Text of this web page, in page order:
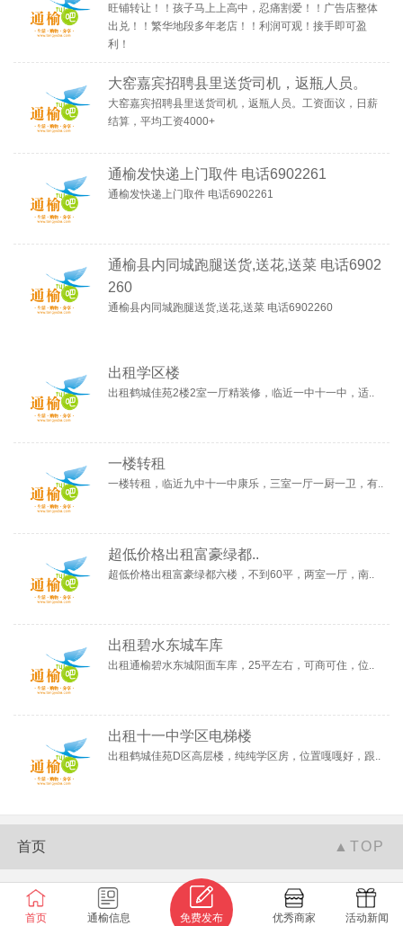
旺铺转让！！孩子马上上高中，忍痛割爱！！广告店整体
出兑！！繁华地段多年老店！！利润可观！接手即可盈
利！
大窑嘉宾招聘县里送货司机，返瓶人员。
大窑嘉宾招聘县里送货司机，返瓶人员。工资面议，日薪
结算，平均工资4000+
通榆发快递上门取件 电话6902261
通榆发快递上门取件 电话6902261
通榆县内同城跑腿送货,送花,送菜 电话6902
260
通榆县内同城跑腿送货,送花,送菜 电话6902260
出租学区楼
出租鹤城佳苑2楼2室一厅精装修，临近一中十一中，适..
一楼转租
一楼转租，临近九中十一中康乐，三室一厅一厨一卫，有..
超低价格出租富豪绿都..
超低价格出租富豪绿都六楼，不到60平，两室一厅，南..
出租碧水东城车库
出租通榆碧水东城阳面车库，25平左右，可商可住，位..
出租十一中学区电梯楼
出租鹤城佳苑D区高层楼，纯纯学区房，位置嘎嘎好，跟..
首页 通榆信息 免费发布 优秀商家 活动新闻
首页 ▲TOP
联系我们 广告服务 微信平台
通榆吧©版权所有